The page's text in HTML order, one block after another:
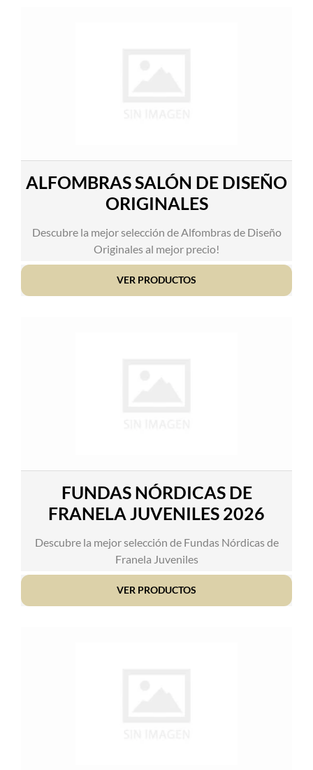
ALFOMBRAS SALÓN DE DISEÑO
ORIGINALES
Descubre la mejor selección de Alfombras de Diseño
Originales al mejor precio!
VER PRODUCTOS
FUNDAS NÓRDICAS DE
FRANELA JUVENILES 2026
Descubre la mejor selección de Fundas Nórdicas de
Franela Juveniles
VER PRODUCTOS